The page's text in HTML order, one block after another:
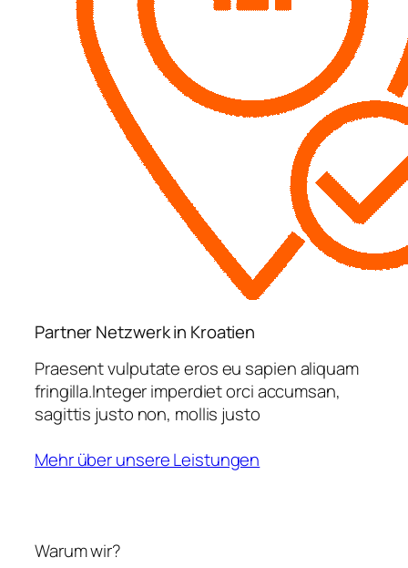
Partner Netzwerk in Kroatien
Praesent vulputate eros eu sapien aliquam
fringilla.Integer imperdiet orci accumsan,
sagittis justo non, mollis justo
Mehr über unsere Leistungen
Warum wir?